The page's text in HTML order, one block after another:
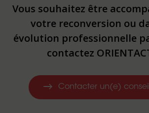
Vous souhaitez être
votre reconversion ou
évolution professionnelle
contactez
Contacter un(e)